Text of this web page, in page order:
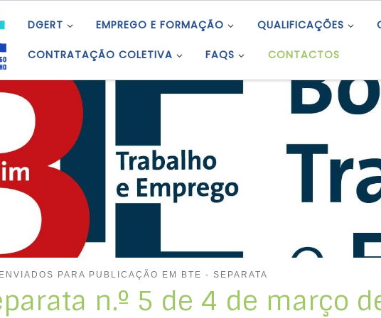
DGERT EMPREGO E FORMAÇÃO QUALIFICAÇÕES
CONTRATAÇÃO COLETIVA FAQS CONTACTOS
PARA PUBLICAÇÃO EM BTE - SEPARATA
n.º 5 de 4 de março